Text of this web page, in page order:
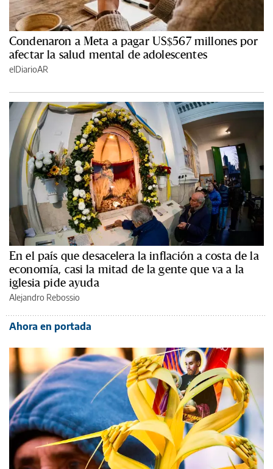
Condenaron a Meta a pagar US$567 millones por
afectar la salud mental de adolescentes
elDiarioAR
En el país que desacelera la inflación a costa de la
economía, casi la mitad de la gente que va a la
iglesia pide ayuda
Alejandro Rebossio
Ahora en portada